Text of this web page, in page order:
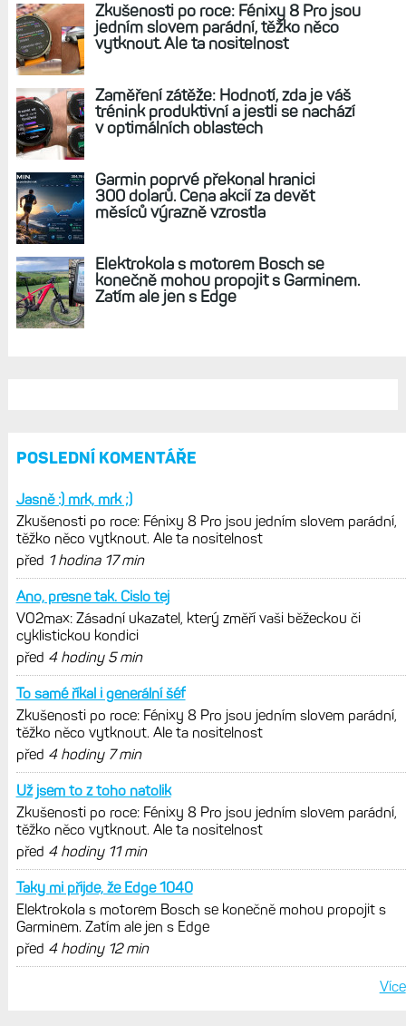
Zkušenosti po roce: Fénixy 8 Pro jsou
jedním slovem parádní, těžko něco
vytknout. Ale ta nositelnost
Zaměření zátěže: Hodnotí, zda je váš
trénink produktivní a jestli se nachází
v optimálních oblastech
Garmin poprvé překonal hranici
300 dolarů. Cena akcií za devět
měsíců výrazně vzrostla
Elektrokola s motorem Bosch se
konečně mohou propojit s Garminem.
Zatím ale jen s Edge
POSLEDNÍ KOMENTÁŘE
Jasně :) mrk, mrk ;)
Zkušenosti po roce: Fénixy 8 Pro jsou jedním slovem parádní,
těžko něco vytknout. Ale ta nositelnost
před 1 hodina 17 min
Ano, presne tak. Cislo tej
VO2max: Zásadní ukazatel, který změří vaši běžeckou či
cyklistickou kondici
před 4 hodiny 5 min
To samé říkal i generální šéf
Zkušenosti po roce: Fénixy 8 Pro jsou jedním slovem parádní,
těžko něco vytknout. Ale ta nositelnost
před 4 hodiny 7 min
Už jsem to z toho natolik
Zkušenosti po roce: Fénixy 8 Pro jsou jedním slovem parádní,
těžko něco vytknout. Ale ta nositelnost
před 4 hodiny 11 min
Taky mi přijde, že Edge 1040
Elektrokola s motorem Bosch se konečně mohou propojit s
Garminem. Zatím ale jen s Edge
před 4 hodiny 12 min
Více